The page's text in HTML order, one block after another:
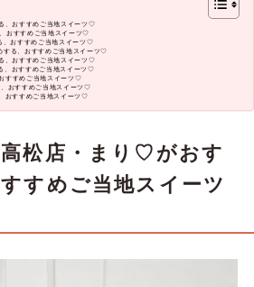
、おすすめご当地スイーツ♡
おすすめご当地スイーツ♡
おすすめご当地スイーツ♡
する、おすすめご当地スイーツ♡
、おすすめご当地スイーツ♡
、おすすめご当地スイーツ♡
すすめご当地スイーツ♡
おすすめご当地スイーツ♡
おすすめご当地スイーツ♡
松店・まり♡がおす
すめご当地スイーツ